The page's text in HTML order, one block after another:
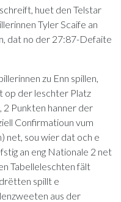
huet den Telstar
Tyler Scaife an
dat no der 27:87-Defaite
zu Enn spillen,
op der leschter Platz
Punkten hanner der
Confirmatioun vum
net, sou wier dat och e
an eng Nationale 2 net
Tabelleleschten fält
spillt e
aus der